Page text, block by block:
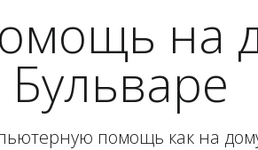
на
Бульваре
помощь как на